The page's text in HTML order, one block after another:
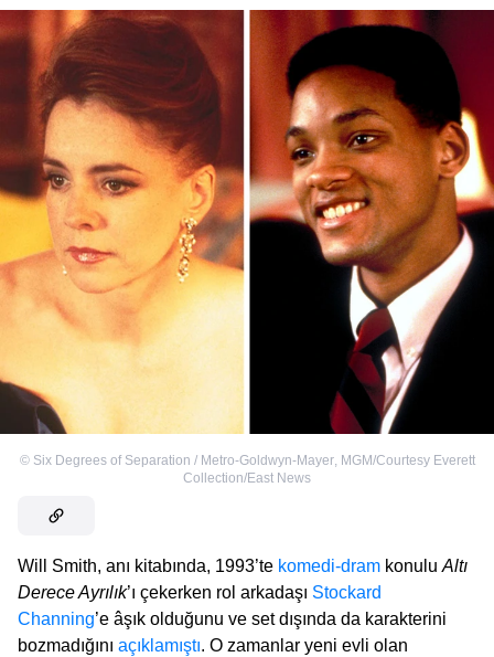
© Six Degrees of Separation / Metro-Goldwyn-Mayer, MGM/Courtesy Everett
Collection/East News
Will Smith, anı kitabında, 1993’te komedi-dram konulu Altı
Derece Ayrılık’ı çekerken rol arkadaşı Stockard
Channing’e âşık olduğunu ve set dışında da karakterini
bozmadığını açıklamıştı. O zamanlar yeni evli olan